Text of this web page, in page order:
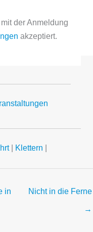
mit der Anmeldung
akzeptiert.
| Klettern |
in
Nicht in die Ferne
→